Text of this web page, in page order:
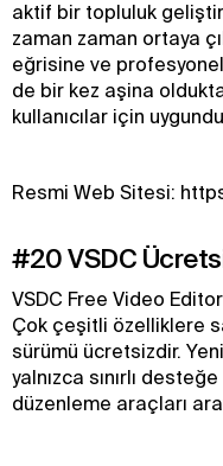
aktif bir topluluk
zaman zaman ortaya
eğrisine ve profesyonel
de bir kez aşina
kullanıcılar için
Resmi Web Sitesi:
#20 VSDC
VSDC Free Video
Çok çeşitli özelliklere
sürümü ücretsizdir.
yalnızca sınırlı
düzenleme araçları